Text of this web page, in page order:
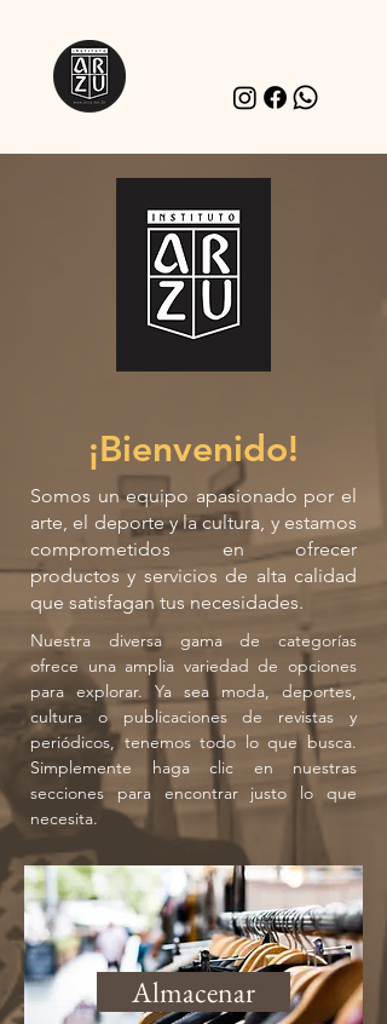
¡Bienvenido!
Somos un equipo apasionado por el
arte, el deporte y la cultura, y estamos
comprometidos en ofrecer
productos y servicios de alta calidad
que satisfagan tus necesidades.
Nuestra diversa gama de categorías
ofrece una amplia variedad de opciones
para explorar. Ya sea moda, deportes,
cultura o publicaciones de revistas y
periódicos, tenemos todo lo que busca.
Simplemente haga clic en nuestras
secciones para encontrar justo lo que
necesita.
Almacenar